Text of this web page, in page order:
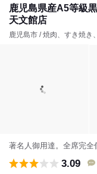
鹿児島県産A5等級
天文館店
鹿児島市 / 焼肉、すき焼き
著名人御用達。全席完全
3.09